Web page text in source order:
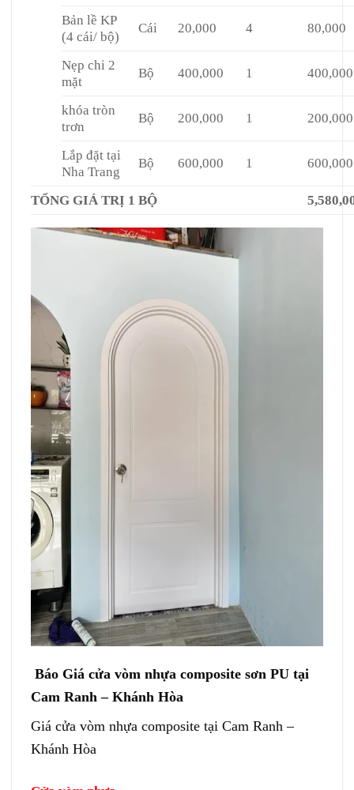
Bản lề KP
(4 cái/ bộ)
Cái 20,000 4 80,000
Nẹp chi 2
mặt
Bộ 400,000 1 400,000
khóa tròn
trơn
Bộ 200,000 1 200,000
Lắp đặt tại
Nha Trang
Bộ 600,000 1 600,000
TỔNG GIÁ TRỊ 1 BỘ
Báo Giá cửa vòm nhựa composite sơn PU tại
Cam Ranh – Khánh Hòa
Giá cửa vòm nhựa composite tại Cam Ranh –
Khánh Hòa